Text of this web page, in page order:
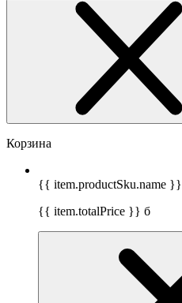
Корзина
{{ item.productSku.name }}
{{ item.totalPrice }} б